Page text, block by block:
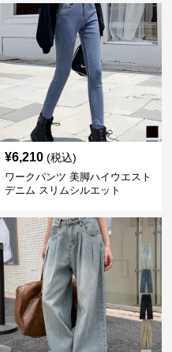
¥6,210 (税込)
ワークパンツ 美脚ハイウエスト
デニム スリムシルエット